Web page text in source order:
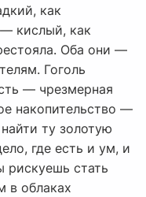
как
кислый, как
Оба они —
Гоголь
— чрезмерная
накопительство —
ту золотую
где есть и ум, и
рискуешь стать
облаках